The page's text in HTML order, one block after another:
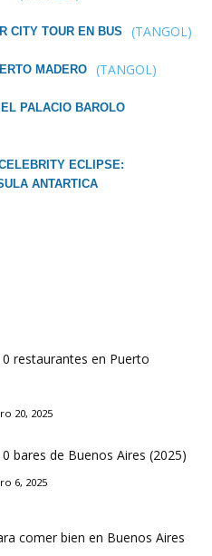
CITY TOUR EN BUS (TANGOL)
MADERO (TANGOL)
PALACIO BAROLO
ECLIPSE:
ANTARTICA
restaurantes en Puerto
20, 2025
bares de Buenos Aires (2025)
6, 2025
comer bien en Buenos Aires